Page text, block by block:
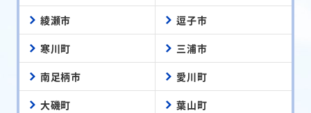
綾瀬市 逗子市
寒川町 三浦市
南足柄市 愛川町
大磯町 葉山町